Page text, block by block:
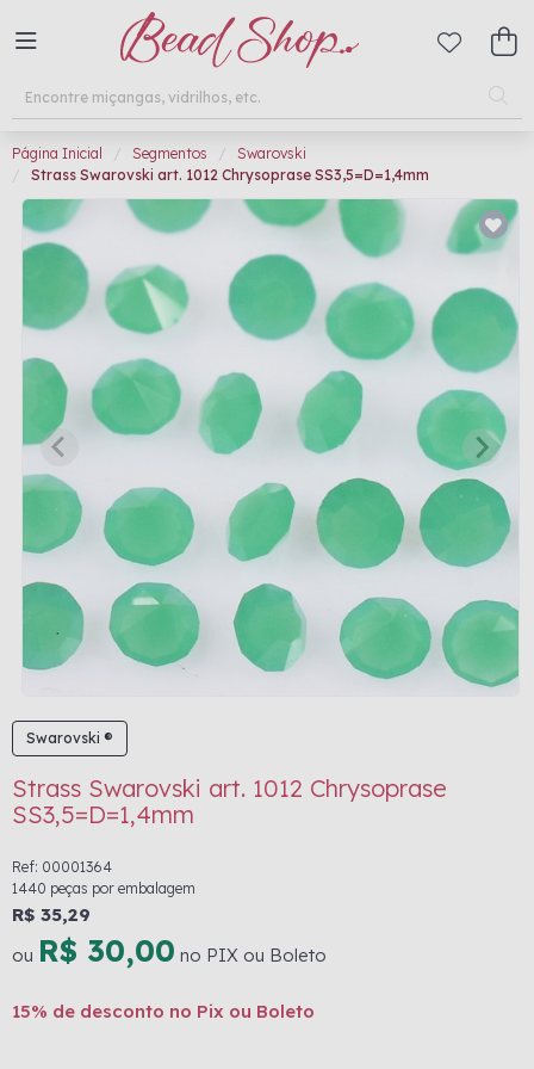
Página Inicial Segmentos
Swarovski
Strass Swarovski art. 1012 Chrysoprase SS3,5=D=1,4mm
Swarovski ®
Strass Swarovski art. 1012 Chrysoprase
SS3,5=D=1,4mm
Ref: 00001364
1440 peças por embalagem
R$ 35,29
ou R$ 30,00 no PIX ou Boleto
15% de desconto no Pix ou Boleto